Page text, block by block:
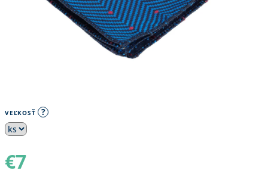
VEĽKOSŤ ?
€7